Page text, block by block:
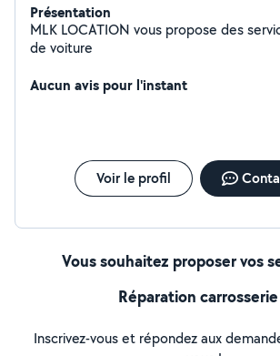
Présentation
MLK LOCATION vous propose des
de voiture
Aucun avis pour l'instant
Voir le profil
Vous souhaitez proposer vos
Réparation
Inscrivez-vous et répondez aux